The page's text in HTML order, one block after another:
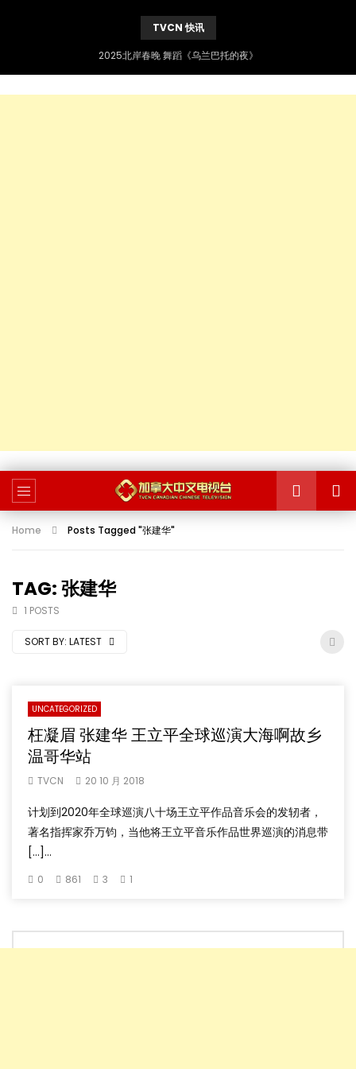
TVCN 快讯
2025北岸春晚 舞蹈《乌兰巴托的夜》
Home Posts Tagged "张建华"
TAG: 张建华
1 POSTS
SORT BY: LATEST
UNCATEGORIZED
枉凝眉 张建华 王立平全球巡演大海啊故乡
温哥华站
TVCN 20 10 月 2018
计划到2020年全球巡演八十场王立平作品音乐会的发轫者，
著名指挥家乔万钧，当他将王立平音乐作品世界巡演的消息带
[…]...
0 861 3 1